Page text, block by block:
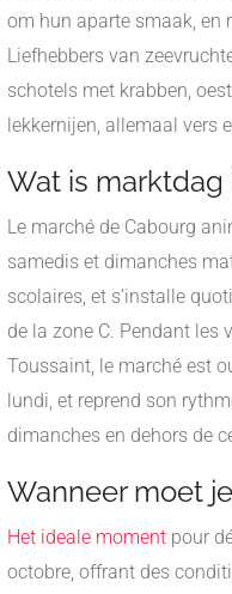
om hun aparte smaak, en
Liefhebbers van
schotels met krabben,
lekkernijen, allemaal vers
Wat is marktdag
Le marché de Cabourg
samedis et dimanches
scolaires, et s’installe
de la zone C. Pendant les
Toussaint, le marché est
lundi, et reprend son
dimanches en dehors de
Wanneer moet
Het ideale moment pour
octobre, offrant des